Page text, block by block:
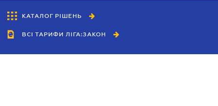
КАТАЛОГ РІШЕНЬ
ВСІ ТАРИФИ ЛІГА:ЗАКОН